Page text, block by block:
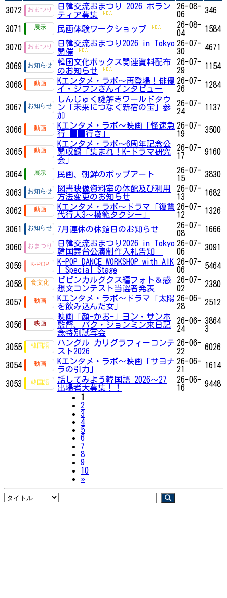
3072
日韓交流おまつり 2026 ボラン
ティア募集
26-08-
06
346
3071 民画体験ワークショップ
26-08-
04
1584
3070
日韓交流おまつり2026 in Tokyo
開催
26-07-
30
4671
3069
韓国文化ボックス関連資料配布
のお知らせ
26-07-
29
1154
3068
Kエンタメ・ラボ～再登場！俳優
イ・ジフンさんインタビュー
26-07-
26
1284
3067
しんじゅく謎解きワールドタウ
ン「未来につなぐ新宿の宝」参
加
26-07-
24
1137
3066
Kエンタメ・ラボ～映画「怪速急
行 ■■行き」
26-07-
19
3500
3065
Kエンタメ・ラボ～6周年記念公
開収録「集まれ！K-ドラマ研究
会」
26-07-
17
9160
3064 民画、朝鮮のポップアート
26-07-
15
3830
3063
図書映像資料室の休館及び利用
方法変更のお知らせ
26-07-
13
1682
3062
Kエンタメ・ラボ～ドラマ「復讐
代行人3～模範タクシー」
26-07-
12
1326
3061 7月連休の休館日のお知らせ
26-07-
08
1666
3060
日韓交流おまつり2026 in Tokyo
韓国舞台公演制作入札告知
26-07-
06
3091
3059
K-POP DANCE WORKSHOP with AIK
I Special Stage
26-07-
06
5464
3058
ビビンカルグクス編フォト＆感
想文コンテスト当選者発表
26-07-
02
2380
3057
Kエンタメ・ラボ～ドラマ「太陽
を飲み込んだ女」
26-06-
28
2512
3056
映画「顔-かお-」ヨン・サンホ
監督、パク・ジョンミン来日記
念特別試写会
26-06-
24
3864
3
3055
ハングル カリグラフィーコンテ
スト2026
26-06-
22
6026
3054
Kエンタメ・ラボ～映画「サヨナ
ラの引力」
26-06-
21
1614
3053
話してみよう韓国語 2026～27
出場者大募集！！
26-06-
16
9448
1
2
3
4
5
6
7
8
9
10
»Next